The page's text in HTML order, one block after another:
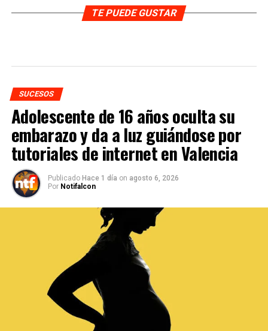
TE PUEDE GUSTAR
SUCESOS
Adolescente de 16 años oculta su
embarazo y da a luz guiándose por
tutoriales de internet en Valencia
Publicado Hace 1 día on agosto 6, 2026
Por Notifalcon